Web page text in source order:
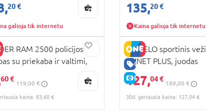
20 €
galioja tik internetu
135,20 €
Kaina galioja tik internetu
KAINA
RAM 2500 policijos
su priekaba ir valtimi,
60 €
119,00 €
kaina: 83,60 €
GERA KAINA
E-KAINA
LIONELO sportinis
ANNET PLUS, juodas
127,04 €
189,00 €
30d. geriausia kaina: 127,04 €